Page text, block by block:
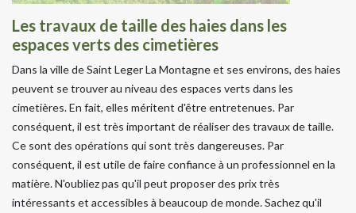
Les travaux de taille des haies dans les
espaces verts des cimetières
Dans la ville de Saint Leger La Montagne et ses environs, des haies
peuvent se trouver au niveau des espaces verts dans les
cimetières. En fait, elles méritent d'être entretenues. Par
conséquent, il est très important de réaliser des travaux de taille.
Ce sont des opérations qui sont très dangereuses. Par
conséquent, il est utile de faire confiance à un professionnel en la
matière. N'oubliez pas qu'il peut proposer des prix très
intéressants et accessibles à beaucoup de monde. Sachez qu'il